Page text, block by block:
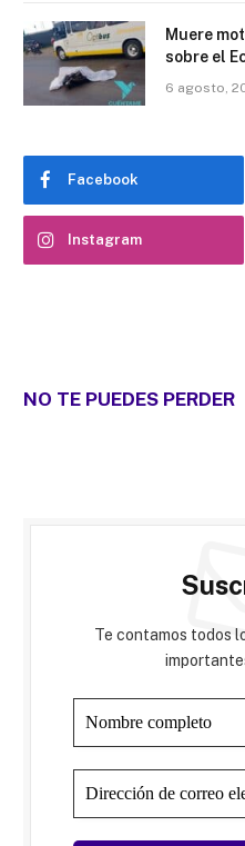
Muere
sobre el
6 agosto,
Facebook
Instagram
NO TE PUEDES PERDER
Te contamos todos